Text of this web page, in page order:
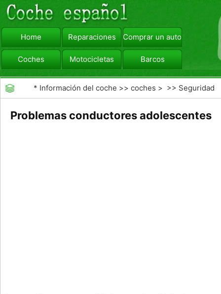
Home Reparaciones Comprar un automóvil
Coches Motocicletas Barcos
viajar Camiones
* Información del coche >>coches > >> Seguridad
Problemas conductores adolescentes